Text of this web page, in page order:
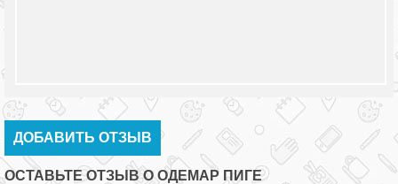
ДОБАВИТЬ ОТЗЫВ
ОСТАВЬТЕ ОТЗЫВ О ОДЕМАР ПИГЕ